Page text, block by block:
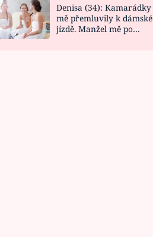
Denisa (34): Kamarádky
mě přemluvily k dámské
jízdě. Manžel mě po